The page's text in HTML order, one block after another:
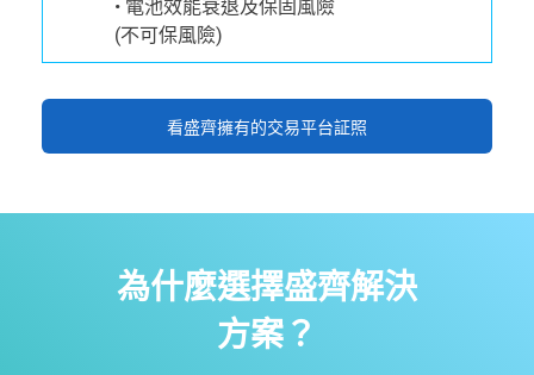
• 電池效能衰退及保固風險​
(不可保風險)
看盛齊擁有的交易平台証照
為什麼選擇盛齊解決
方案？